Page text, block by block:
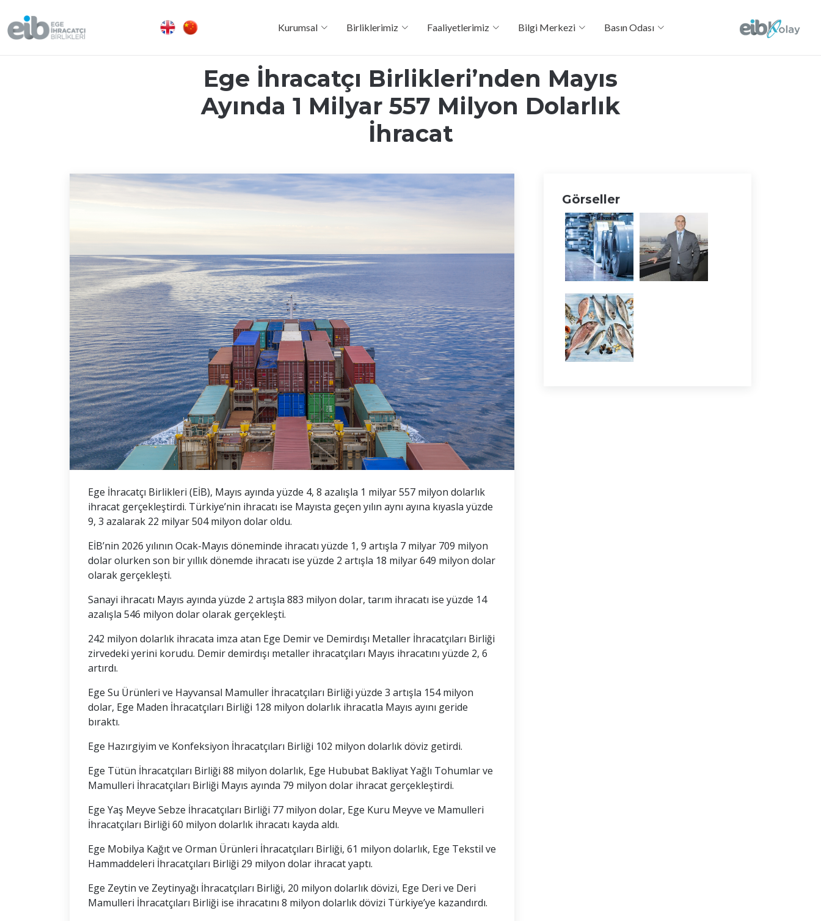
Kurumsal Birliklerimiz Faaliyetlerimiz Bilgi Merkezi Basın Odası
Ege İhracatçı Birlikleri’nden Mayıs
Ayında 1 Milyar 557 Milyon Dolarlık
İhracat
Ege İhracatçı Birlikleri (EİB), Mayıs ayında yüzde 4, 8 azalışla 1 milyar 557 milyon dolarlık
ihracat gerçekleştirdi. Türkiye’nin ihracatı ise Mayısta geçen yılın aynı ayına kıyasla yüzde
9, 3 azalarak 22 milyar 504 milyon dolar oldu.
EİB’nin 2026 yılının Ocak-Mayıs döneminde ihracatı yüzde 1, 9 artışla 7 milyar 709 milyon
dolar olurken son bir yıllık dönemde ihracatı ise yüzde 2 artışla 18 milyar 649 milyon dolar
olarak gerçekleşti.
Sanayi ihracatı Mayıs ayında yüzde 2 artışla 883 milyon dolar, tarım ihracatı ise yüzde 14
azalışla 546 milyon dolar olarak gerçekleşti.
242 milyon dolarlık ihracata imza atan Ege Demir ve Demirdışı Metaller İhracatçıları Birliği
zirvedeki yerini korudu. Demir demirdışı metaller ihracatçıları Mayıs ihracatını yüzde 2, 6
artırdı.
Ege Su Ürünleri ve Hayvansal Mamuller İhracatçıları Birliği yüzde 3 artışla 154 milyon
dolar, Ege Maden İhracatçıları Birliği 128 milyon dolarlık ihracatla Mayıs ayını geride
bıraktı.
Ege Hazırgiyim ve Konfeksiyon İhracatçıları Birliği 102 milyon dolarlık döviz getirdi.
Ege Tütün İhracatçıları Birliği 88 milyon dolarlık, Ege Hububat Bakliyat Yağlı Tohumlar ve
Mamulleri İhracatçıları Birliği Mayıs ayında 79 milyon dolar ihracat gerçekleştirdi.
Ege Yaş Meyve Sebze İhracatçıları Birliği 77 milyon dolar, Ege Kuru Meyve ve Mamulleri
İhracatçıları Birliği 60 milyon dolarlık ihracatı kayda aldı.
Ege Mobilya Kağıt ve Orman Ürünleri İhracatçıları Birliği, 61 milyon dolarlık, Ege Tekstil ve
Hammaddeleri İhracatçıları Birliği 29 milyon dolar ihracat yaptı.
Ege Zeytin ve Zeytinyağı İhracatçıları Birliği, 20 milyon dolarlık dövizi, Ege Deri ve Deri
Mamulleri İhracatçıları Birliği ise ihracatını 8 milyon dolarlık dövizi Türkiye’ye kazandırdı.
Görseller